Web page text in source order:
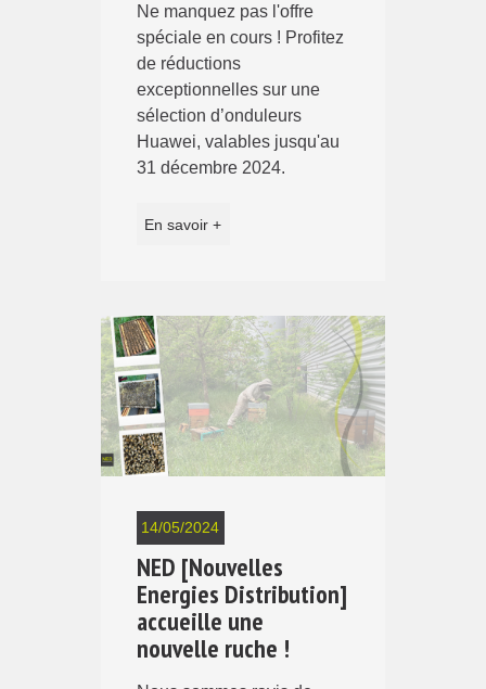
Ne manquez pas l'offre
spéciale en cours ! Profitez
de réductions
exceptionnelles sur une
sélection d’onduleurs
Huawei, valables jusqu'au
31 décembre 2024.
En savoir +
14/05/2024
NED [Nouvelles
Energies Distribution]
accueille une
nouvelle ruche !